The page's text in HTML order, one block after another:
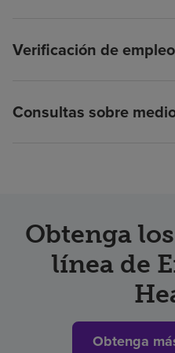
Verificación de empleo
Consultas sobre
Obtenga
línea de
Obtenga